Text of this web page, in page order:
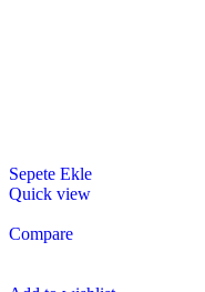
Sepete Ekle
Quick view
Compare